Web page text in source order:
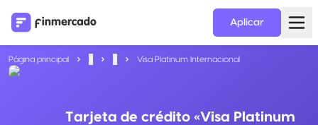
Aplicar
Página principal Visa Platinum Internacional
Tarjeta de crédito «Visa Platinum